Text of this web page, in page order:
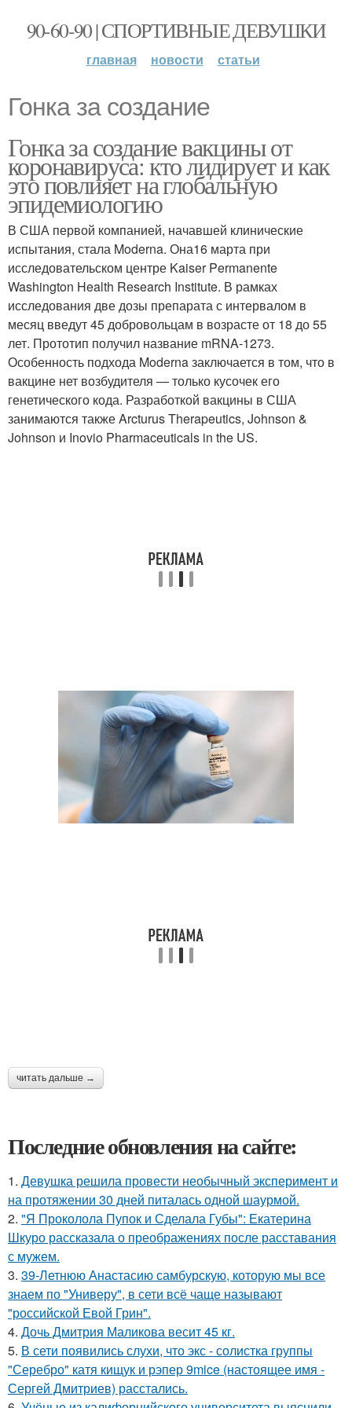
90-60-90 | СПОРТИВНЫЕ ДЕВУШКИ
главная новости статьи
Гонка за создание
Гонка за создание вакцины от
коронавируса: кто лидирует и как
это повлияет на глобальную
эпидемиологию
В США первой компанией, начавшей клинические
испытания, стала Moderna. Она16 марта при
исследовательском центре Kaiser Permanente
Washington Health Research Institute. В рамках
исследования две дозы препарата с интервалом в
месяц введут 45 добровольцам в возрасте от 18 до 55
лет. Прототип получил название mRNA-1273.
Особенность подхода Moderna заключается в том, что в
вакцине нет возбудителя — только кусочек его
генетического кода. Разработкой вакцины в США
занимаются также Arcturus Therapeutics, Johnson &
Johnson и Inovio Pharmaceuticals in the US.
читать дальше →
Последние обновления на сайте:
1. Девушка решила провести необычный эксперимент и
на протяжении 30 дней питалась одной шаурмой.
2. "Я Проколола Пупок и Сделала Губы": Екатерина
Шкуро рассказала о преображениях после расставания
с мужем.
3. 39-Летнюю Анастасию самбурскую, которую мы все
знаем по "Универу", в сети всё чаще называют
"российской Евой Грин".
4. Дочь Дмитрия Маликова весит 45 кг.
5. В сети появились слухи, что экс - солистка группы
"Серебро" катя кищук и рэпер 9mice (настоящее имя -
Сергей Дмитриев) расстались.